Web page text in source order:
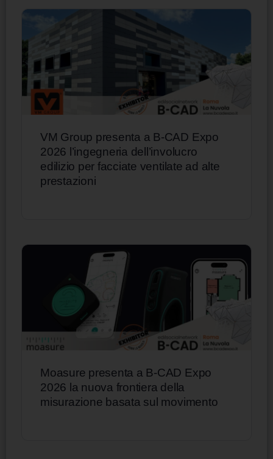
VM Group presenta a B-CAD Expo
2026 l’ingegneria dell’involucro
edilizio per facciate ventilate ad alte
prestazioni
Moasure presenta a B-CAD Expo
2026 la nuova frontiera della
misurazione basata sul movimento